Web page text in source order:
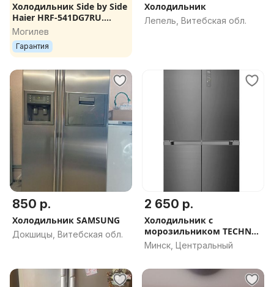
Холодильник Side by Side
Haier HRF-541DG7RU.
ПОЧТИ НОВЫЙ.
ГАРАНТИЯ 6 МЕСЯЦЕВ.
СКИДКА 30%
Могилев
Гарантия
Холодильник
Лепель, Витебская обл.
850 р.
Холодильник SAMSUNG
Докшицы, Витебская обл.
2 650 р.
Холодильник с
морозильником TECHNO
FF4-73 SS
Минск, Центральный